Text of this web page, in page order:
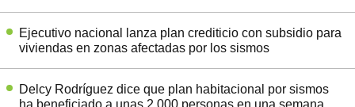
Ejecutivo nacional lanza plan crediticio con subsidio para
viviendas en zonas afectadas por los sismos
Delcy Rodríguez dice que plan habitacional por sismos
ha beneficiado a unas 2.000 personas en una semana